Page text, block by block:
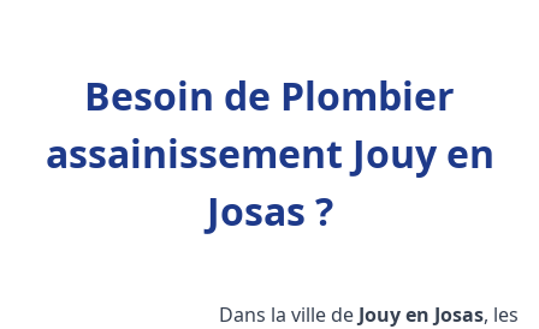
Besoin de Plombier
assainissement Jouy en
Josas ?
Dans la ville de Jouy en Josas, les